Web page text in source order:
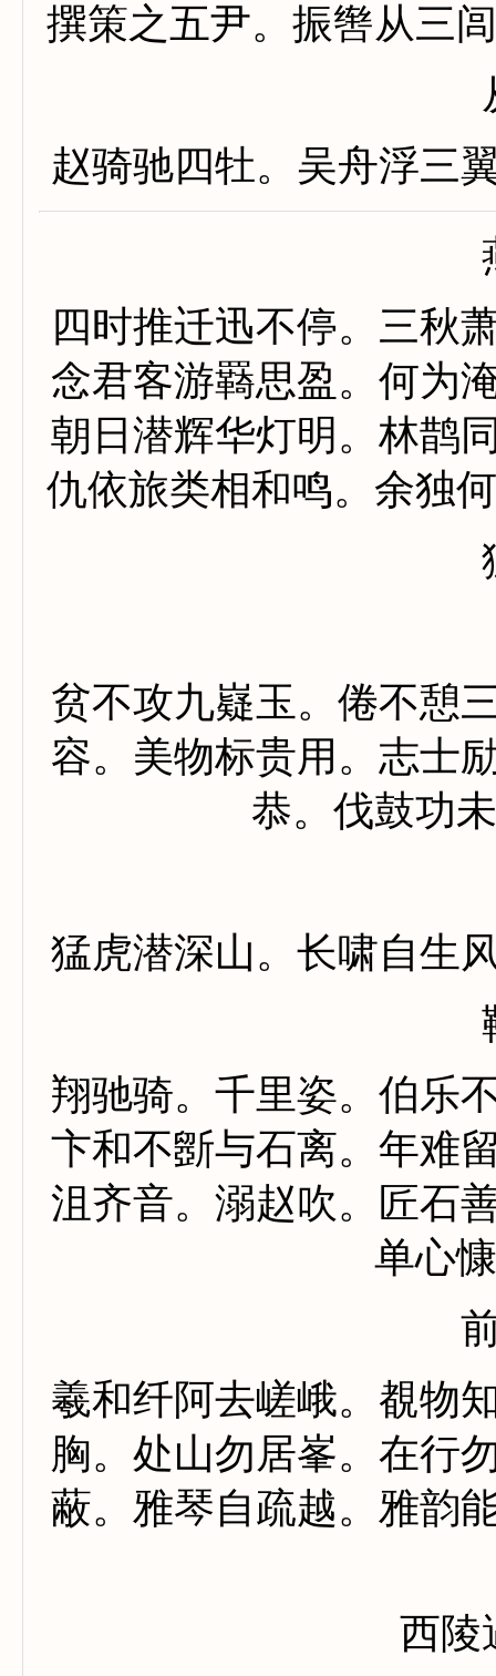
撰策之五尹。振辔从三
赵骑驰四牡。吴舟浮三
四时推迁迅不停。三秋
念君客游羇思盈。何为
朝日潜辉华灯明。林鹊
仇依旅类相和鸣。余独
贫不攻九嶷玉。倦不憩
容。美物标贵用。志士
恭。伐鼓功
猛虎潜深山。长啸自生
翔驰骑。千里姿。伯乐
卞和不斵与石离。年难
沮齐音。溺赵吹。匠石
单心
羲和纤阿去嵯峨。覩物
胸。处山勿居峯。在行
蔽。雅琴自疏越。雅韵
西陵